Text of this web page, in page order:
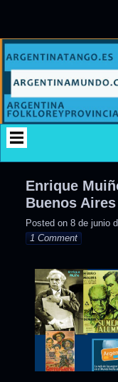
Enrique
Buenos Aires
Posted on 8 de junio
1 Comment